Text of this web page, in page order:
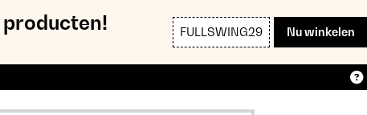
producten! FULLSWING29 Nu winkelen